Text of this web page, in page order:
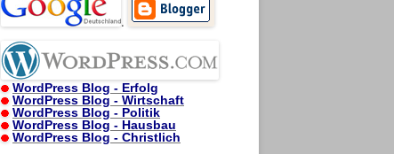
.
WordPress Blog - Erfolg
WordPress Blog - Wirtschaft
WordPress Blog - Politik
WordPress Blog - Hausbau
WordPress Blog - Christlich